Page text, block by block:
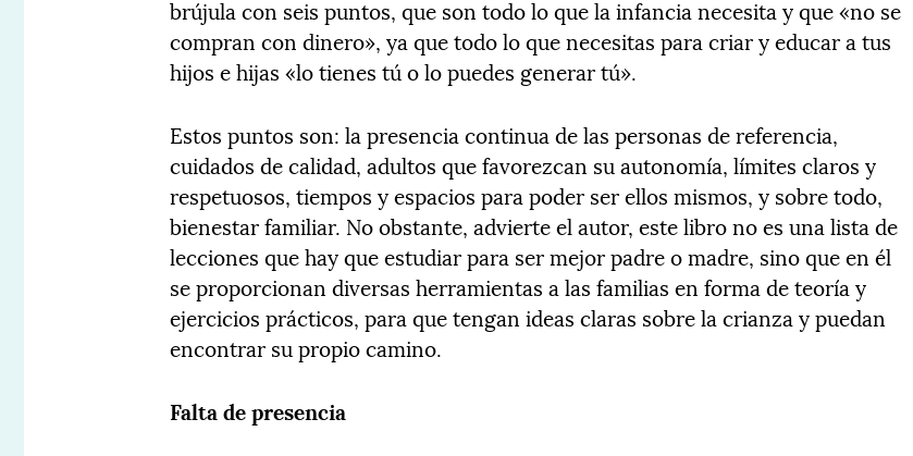
brújula con seis puntos, que son todo lo que la infancia necesita y que «no se
compran con dinero», ya que todo lo que necesitas para criar y educar a tus
hijos e hijas «lo tienes tú o lo puedes generar tú».
Estos puntos son: la presencia continua de las personas de referencia,
cuidados de calidad, adultos que favorezcan su autonomía, límites claros y
respetuosos, tiempos y espacios para poder ser ellos mismos, y sobre todo,
bienestar familiar. No obstante, advierte el autor, este libro no es una lista de
lecciones que hay que estudiar para ser mejor padre o madre, sino que en él
se proporcionan diversas herramientas a las familias en forma de teoría y
ejercicios prácticos, para que tengan ideas claras sobre la crianza y puedan
encontrar su propio camino.
Falta de presencia